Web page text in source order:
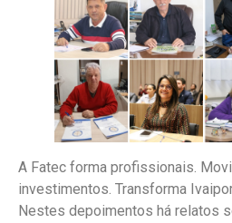
A Fatec forma profissionais.
investimentos. Transforma
Nestes depoimentos há relatos